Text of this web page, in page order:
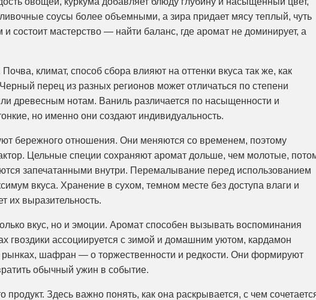
соусы более объемными, а зира придает мясу теплый, чуть
состоит мастерство — найти баланс, где аромат не доминирует, а
климат, способ сбора влияют на оттенки вкуса так же, как
перец из разных регионов может отличаться по степени
древесным нотам. Ваниль различается по насыщенности и
но именно они создают индивидуальность.
бережного отношения. Они меняются со временем, поэтому
Цельные специи сохраняют аромат дольше, чем молотые,
запечатанными внутри. Перемалывание перед использованием
вкуса. Хранение в сухом, темном месте без доступа влаги и
их выразительность.
вкус, но и эмоции. Аромат способен вызывать воспоминания
гвоздики ассоциируется с зимой и домашним уютом, кардамон
рынках, шафран — о торжественности и редкости. Они формируют
обычный ужин в событие.
продукт. Здесь важно понять, как она раскрывается, с чем